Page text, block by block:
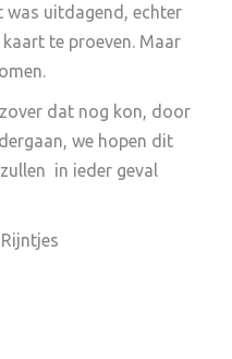
was uitdagend, echter
te proeven. Maar
dat nog kon, door
we hopen dit
in ieder geval